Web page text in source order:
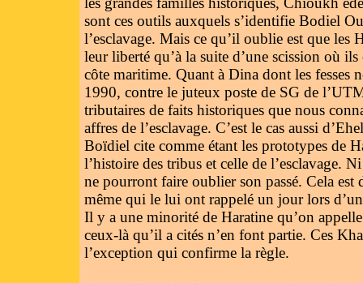
sont ces outils auxquels s’identifie Bodiel
l’esclavage. Mais ce qu’il oublie est que les
leur liberté qu’à la suite d’une scission où
côte maritime. Quant à Dina dont les fesses
1990, contre le juteux poste de SG de
tributaires de faits historiques que nous
affres de l’esclavage. C’est le cas aussi
Boïdiel cite comme étant les prototypes de
l’histoire des tribus et celle de l’esclavage.
ne pourront faire oublier son passé. Cela est
même qui le lui ont rappelé un jour lors
Il y a une minorité de Haratine qu’on
ceux-là qu’il a cités n’en font partie. Ces
l’exception qui confirme la règle.